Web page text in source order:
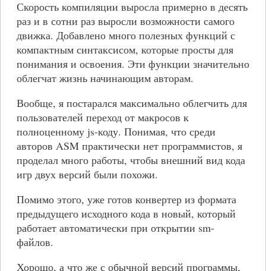
Скорость компиляции выросла примерно в десять
раз и в сотни раз выросли возможности самого
движка. Добавлено много полезных функций с
компактным синтаксисом, которые просты для
понимания и освоения. Эти функции значительно
облегчат жизнь начинающим авторам.
Вообще, я постарался максимально облегчить для
пользователей переход от макросов к
полноценному js-коду. Понимая, что среди
авторов ASM практически нет программистов, я
проделал много работы, чтобы внешний вид кода
игр двух версий были похожи.
Помимо этого, уже готов конвертер из формата
предыдущего исходного кода в новый, который
работает автоматически при открытии sm-
файлов.
Хорошо, а что же с обычной версий программы,